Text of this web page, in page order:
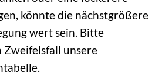
könnte die nächstgrößere
wert sein. Bitte
Zweifelsfall unsere